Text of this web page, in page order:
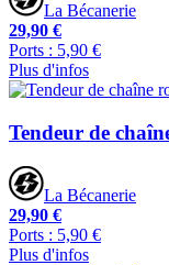
La Bécanerie
29,90 €
Ports : 5,90 €
Plus d'infos
Tendeur de
La Bécanerie
29,90 €
Ports : 5,90 €
Plus d'infos